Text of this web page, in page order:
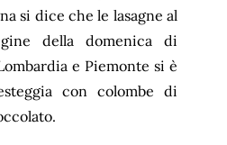
si dice che le lasagne al
della domenica di
e Piemonte si è
con colombe di